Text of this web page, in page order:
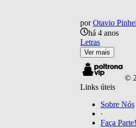
por Otavio
há 4 anos
Letras
Ver mais
©
Links úteis
Sobre Nós
·
Faça Parte!